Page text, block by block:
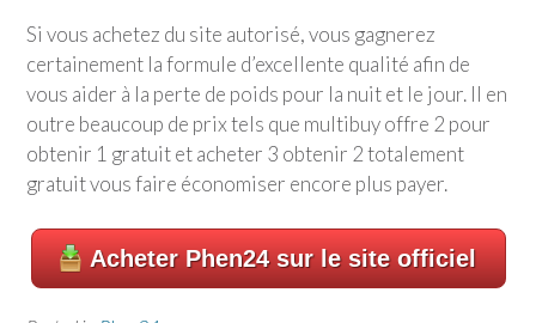
Si vous achetez du site autorisé, vous gagnerez
certainement la formule d’excellente qualité afin de
vous aider à la perte de poids pour la nuit et le jour. Il en
outre beaucoup de prix tels que multibuy offre 2 pour
obtenir 1 gratuit et acheter 3 obtenir 2 totalement
gratuit vous faire économiser encore plus payer.
Acheter Phen24 sur le site officiel